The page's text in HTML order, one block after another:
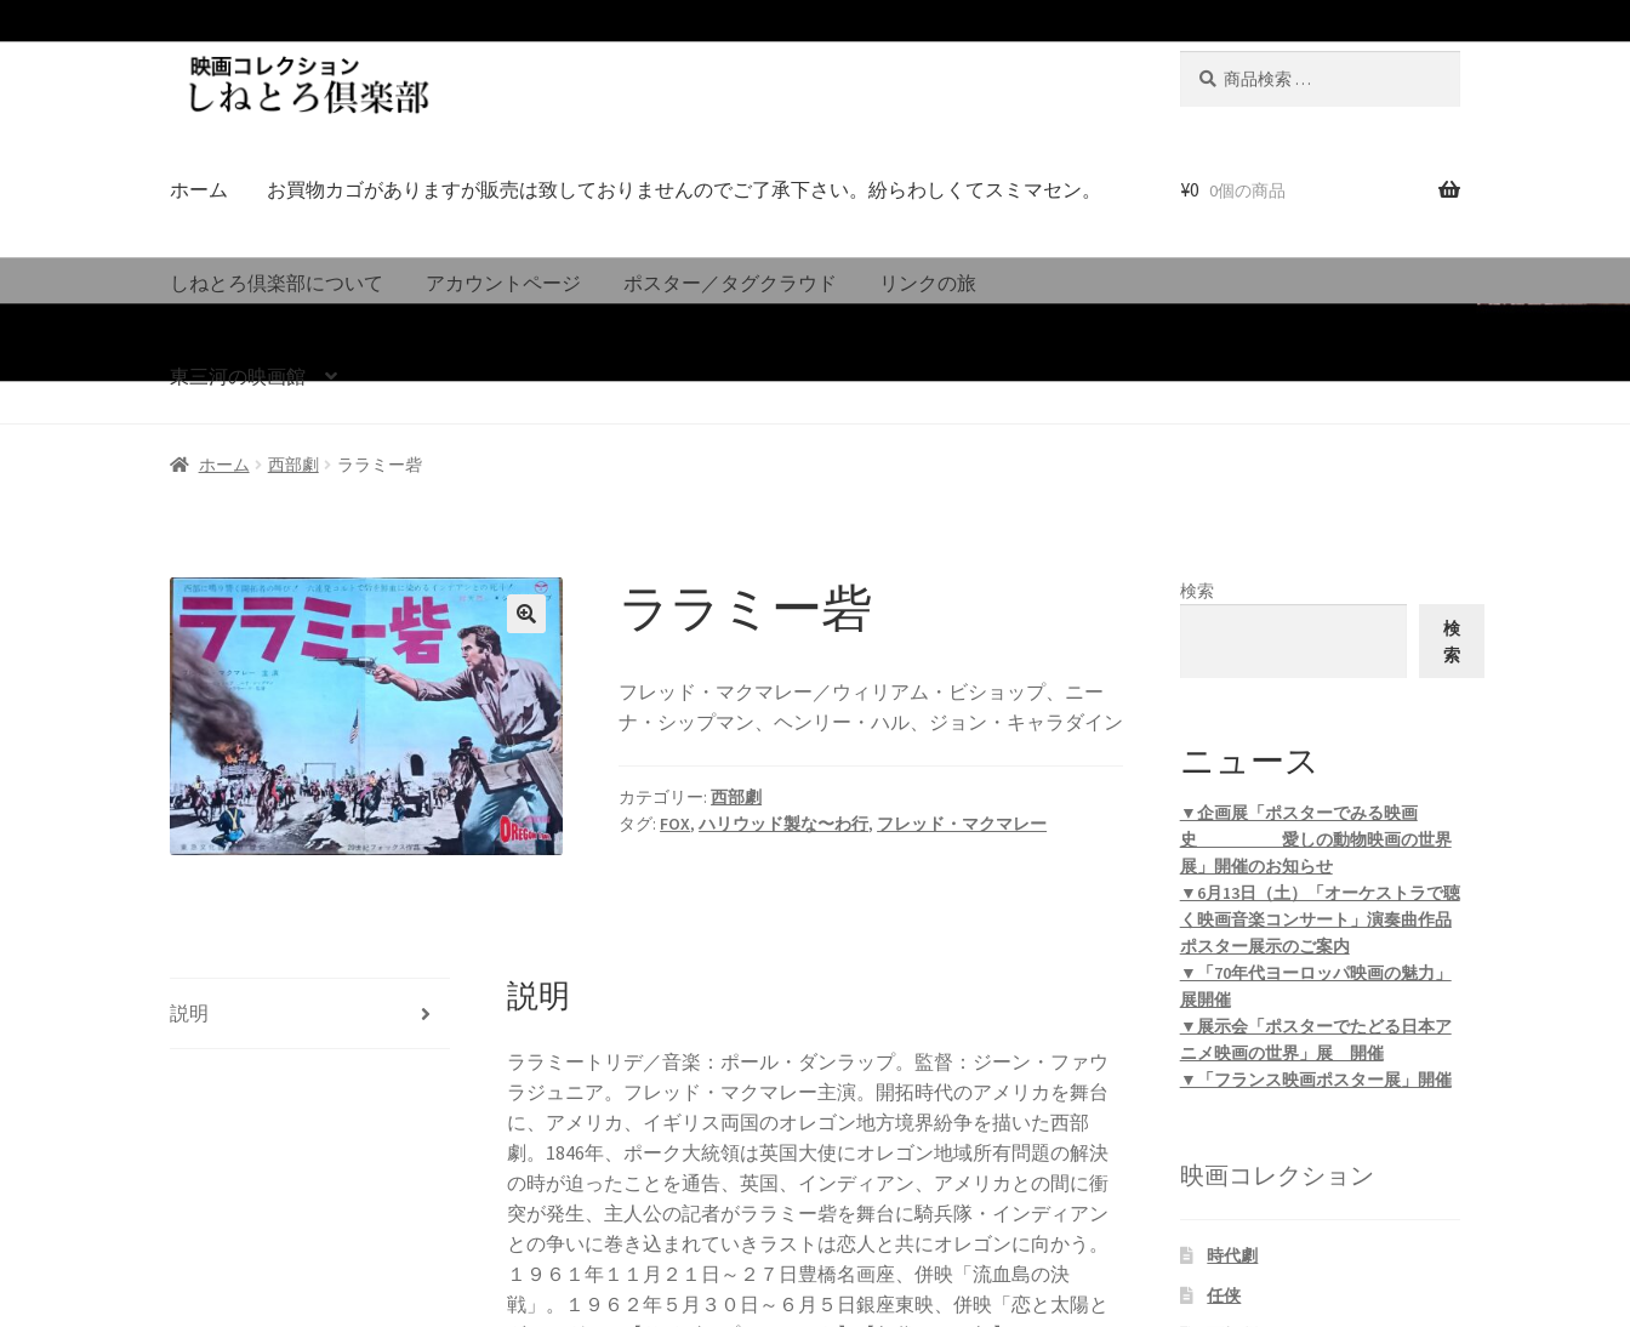
シ
へ
ス
ッ
ツ
キ
ッ
ホーム お買物カゴがありますが販売は致しておりませんのでご了承下さい。紛らわしくてスミマセン。
しねとろ倶楽部について アカウントページ ポスター／タグクラウド リンクの旅
東三河の映画館
¥0 0個の商品
ホーム 西部劇 ララミー砦
ララミー砦
フレッド・マクマレー／ウィリアム・ビショップ、ニー
ナ・シップマン、ヘンリー・ハル、ジョン・キャラダイン
カテゴリー:西部劇
タグ: FOX,ハリウッド製な〜わ行, フレッド・マクマレー
説明 説明
ララミートリデ／音楽：ポール・ダンラップ。監督：ジーン・ファウ
ラジュニア。フレッド・マクマレー主演。開拓時代のアメリカを舞台
に、アメリカ、イギリス両国のオレゴン地方境界紛争を描いた西部
劇。1846年、ポーク大統領は英国大使にオレゴン地域所有問題の解決
の時が迫ったことを通告、英国、インディアン、アメリカとの間に衝
突が発生、主人公の記者がララミー砦を舞台に騎兵隊・インディアン
との争いに巻き込まれていきラストは恋人と共にオレゴンに向かう。
１９６１年１１月２１日～２７日豊橋名画座、併映「流血島の決
戦」。１９６２年５月３０日～６月５日銀座東映、併映「恋と太陽と
検索
検
索
ニュース
▼企画展「ポスターでみる映画
史 愛しの動物映画の世界
展」開催のお知らせ
▼6月13日（土）「オーケストラで聴
く映画音楽コンサート」演奏曲作品
ポスター展示のご案内
▼「70年代ヨーロッパ映画の魅力」
展開催
▼展示会「ポスターでたどる日本ア
ニメ映画の世界」展 開催
▼「フランス映画ポスター展」開催
映画コレクション
時代劇
任侠